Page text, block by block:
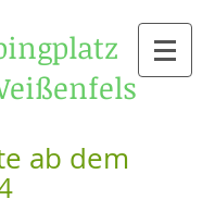
ab dem